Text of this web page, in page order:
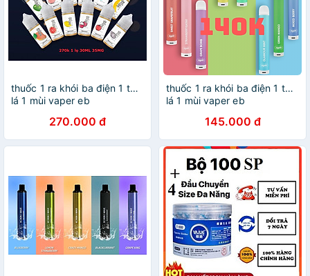
thuốc 1 ra khói ba điện 1 tử 1
lá 1 mùi vaper eb
270.000 đ
thuốc 1 ra khói ba điện 1 tử 1
lá 1 mùi vaper eb
145.000 đ